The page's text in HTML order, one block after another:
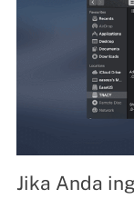
Jika Anda